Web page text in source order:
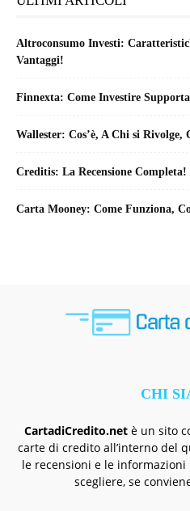
Altroconsumo Investi:
Vantaggi!
Finnexta: Come Investire
Wallester: Cos’è, A Chi si Rivolge,
Creditis: La Recensione Completa!
Carta Mooney: Come Funziona,
CHI
CartadiCredito.netè un sito
carte di credito all’interno del
le recensioni e le
scegliere, se